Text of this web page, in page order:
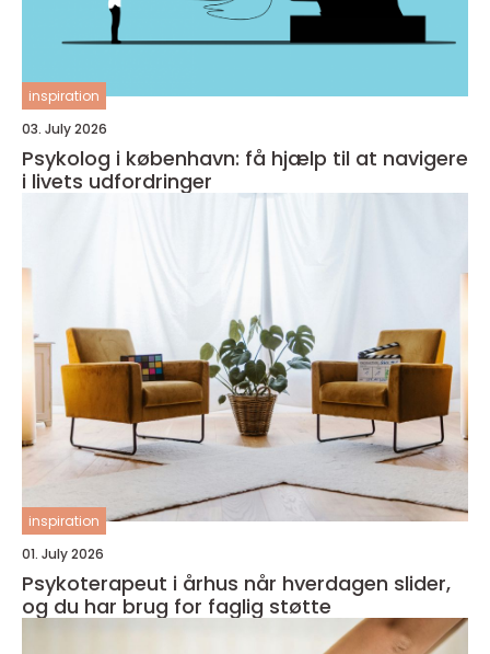
inspiration
03. July 2026
Psykolog i københavn: få hjælp til at navigere
i livets udfordringer
inspiration
01. July 2026
Psykoterapeut i århus når hverdagen slider,
og du har brug for faglig støtte